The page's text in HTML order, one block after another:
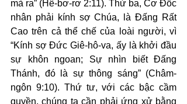
mà ra” (Hê-bơ-rơ 2:11). Thứ ba, Cơ Đốc
nhân phải kính sợ Chúa, là Đấng Rất
Cao trên cả thể chế của loài người, vì
“Kính sợ Đức Giê-hô-va, ấy là khởi đầu
sự khôn ngoan; Sự nhìn biết Đấng
Thánh, đó là sự thông sáng” (Châm-
ngôn 9:10). Thứ tư, với các bậc cầm
quyền, chúng ta cần phải ứng xử bằng